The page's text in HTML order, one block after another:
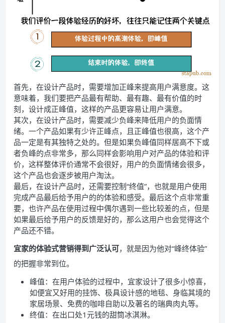
首先，在设计产品时，需要增加正峰来提高用户满意度。这
意味着，我们要把产品最有帮助、最有趣、最有价值的时
刻，设计成正峰值，这样的产品更容易让用户满意。
其次，在设计产品时，需要减少负峰来降低用户的负面情
绪。一个产品如果有少许正峰点，且正峰值也很高，这个产
品一定是有其独特之处的。但是如果负峰值同样居高不下或
者负峰的点非常多，那么同样会影响用户对产品的体验和评
价，这样整体评价通常不会很好，用户的负面情绪会很多，
这个产品也会逐步被用户淘汰。
最后，在设计产品时，还需要控制“终值”，也就是用户使用
完成产品最后给予用户的的体验和感受。最后这个点非常重
要，也许产品在使用过程中偶尔遇到一些比较差的点，但是
如果最后给予用户的反馈是好的，那么这用户也会觉得这个
产品还不错。
宜家的体验式营销得到广泛认可，就是因为他对“峰终体验”
的把握非常到位。
峰值：在用户体验的过程中，宜家设计了很多小惊喜，
如便宜又好用的挂饰、极具设计感的地毯、身临其境的
家居场景、免费的咖啡自助以及著名的瑞典肉丸等。
终值：在出口处1元钱的甜筒冰淇淋。